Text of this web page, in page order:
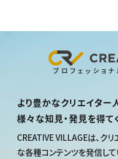
プロフェッショ
より豊かなクリエイター
様々な知見・発見を得て
CREATIVE VILLAGEは、クリ
な各種コンテンツを発信して